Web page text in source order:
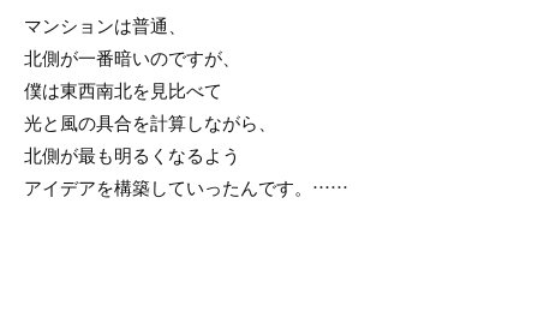
マンションは普通、
北側が一番暗いのですが、
僕は東西南北を見比べて
光と風の具合を計算しながら、
北側が最も明るくなるよう
アイデアを構築していったんです。……